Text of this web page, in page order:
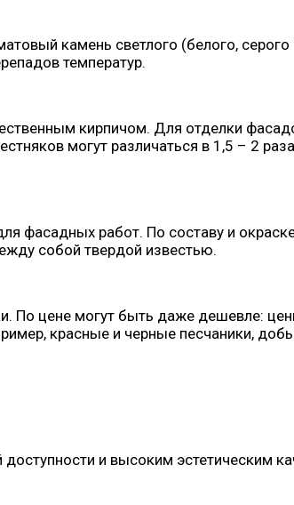
камень светлого (белого,
температур.
кирпичом. Для отделки
могут различаться в 1,5 – 2
фасадных работ. По составу и
собой твердой известью.
По цене могут быть даже дешевле:
красные и черные песчаники,
и высоким эстетическим